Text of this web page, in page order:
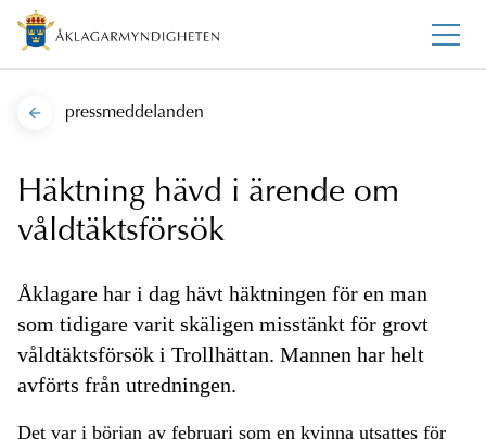
pressmeddelanden
Häktning hävd i ärende om
våldtäktsförsök
Åklagare har i dag hävt häktningen för en man
som tidigare varit skäligen misstänkt för grovt
våldtäktsförsök i Trollhättan. Mannen har helt
avförts från utredningen.
Det var i början av februari som en kvinna utsattes för